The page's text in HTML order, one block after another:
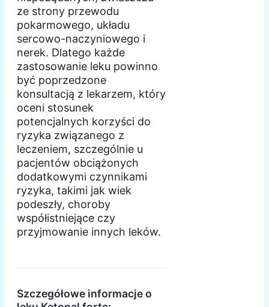
ze strony przewodu
pokarmowego, układu
sercowo-naczyniowego i
nerek. Dlatego każde
zastosowanie leku powinno
być poprzedzone
konsultacją z lekarzem, który
oceni stosunek
potencjalnych korzyści do
ryzyka związanego z
leczeniem, szczególnie u
pacjentów obciążonych
dodatkowymi czynnikami
ryzyka, takimi jak wiek
podeszły, choroby
współistniejące czy
przyjmowanie innych leków.
Szczegółowe informacje o